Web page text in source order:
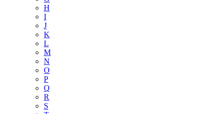
H
I
J
K
L
M
N
O
P
Q
R
S